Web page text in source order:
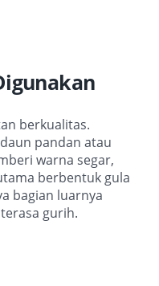
berkualitas.
pandan atau
warna segar,
berbentuk gula
bagian luarnya
gurih.